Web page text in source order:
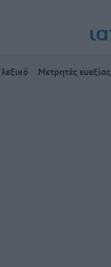
Μετρητές ευεξίας